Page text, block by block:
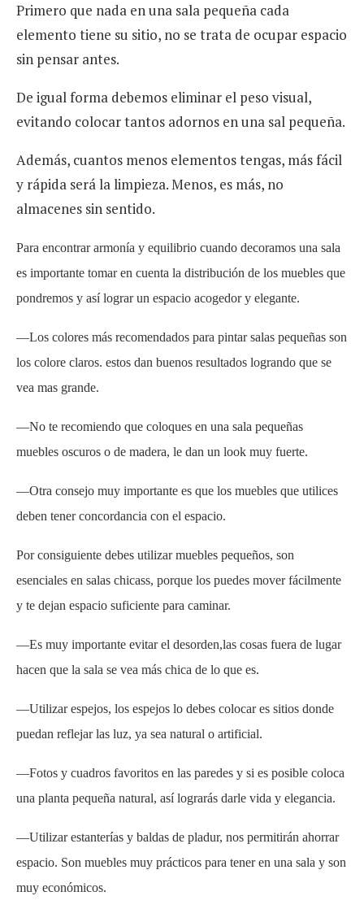
Primero que nada en una sala pequeña cada
elemento tiene su sitio, no se trata de ocupar espacio
sin pensar antes.
De igual forma debemos eliminar el peso visual,
evitando colocar tantos adornos en una sal pequeña.
Además, cuantos menos elementos tengas, más fácil
y rápida será la limpieza. Menos, es más, no
almacenes sin sentido.
Para encontrar armonía y equilibrio cuando decoramos una sala
es importante tomar en cuenta la distribución de los muebles que
pondremos y así lograr un espacio acogedor y elegante.
—Los colores más recomendados para pintar salas pequeñas son
los colore claros. estos dan buenos resultados logrando que se
vea mas grande.
—No te recomiendo que coloques en una sala pequeñas
muebles oscuros o de madera, le dan un look muy fuerte.
—Otra consejo muy importante es que los muebles que utilices
deben tener concordancia con el espacio.
Por consiguiente debes utilizar muebles pequeños, son
esenciales en salas chicass, porque los puedes mover fácilmente
y te dejan espacio suficiente para caminar.
—Es muy importante evitar el desorden,las cosas fuera de lugar
hacen que la sala se vea más chica de lo que es.
—Utilizar espejos, los espejos lo debes colocar es sitios donde
puedan reflejar las luz, ya sea natural o artificial.
—Fotos y cuadros favoritos en las paredes y si es posible coloca
una planta pequeña natural, así lograrás darle vida y elegancia.
—Utilizarestanterías y baldas de pladur, nos permitirán ahorrar
espacio. Son muebles muy prácticos para tener en una sala y son
muy económicos.